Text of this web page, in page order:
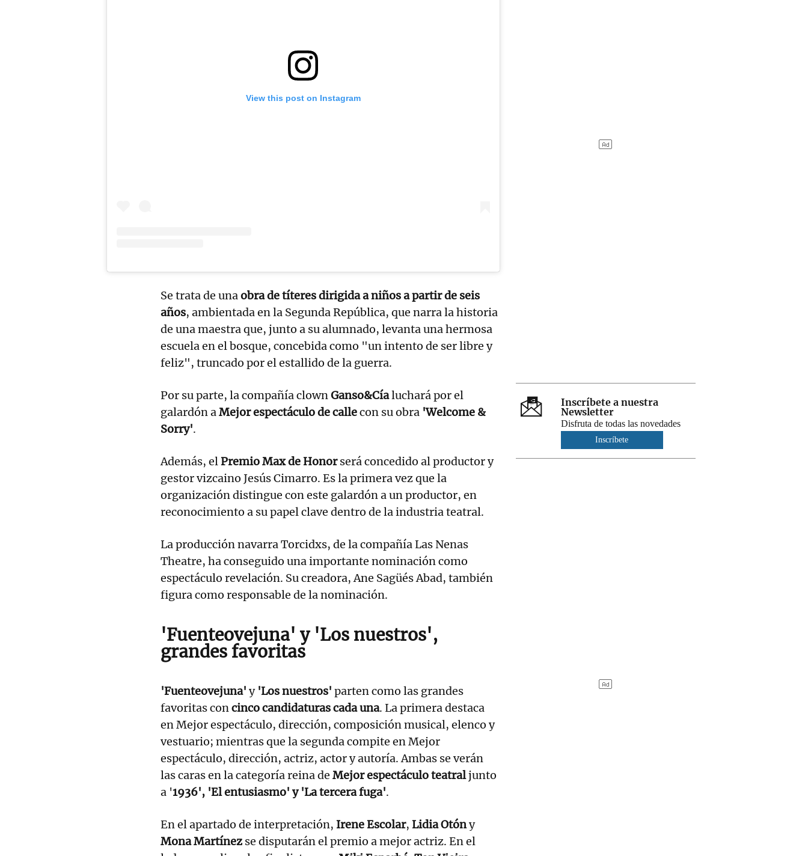
View this post on Instagram
Se trata de unaobra de títeres dirigida a niños a partir de seis
años, ambientada en la Segunda República, que narra la historia
de una maestra que, junto a su alumnado, levanta una hermosa
escuela en el bosque, concebida como "un intento de ser libre y
feliz", truncado por el estallido de la guerra.
Por su parte, la compañía clownGanso&Cíaluchará por el
galardón aMejor espectáculo de callecon su obra 'Welcome &
Sorry'.
Además, elPremio Max de Honorserá concedido al productor y
gestor vizcaino Jesús Cimarro. Es la primera vez que la
organización distingue con este galardón a un productor, en
reconocimiento a su papel clave dentro de la industria teatral.
La producción navarra Torcidxs, de la compañía Las Nenas
Theatre, ha conseguido una importante nominación como
espectáculo revelación. Su creadora, Ane Sagüés Abad, también
figura como responsable de la nominación.
'Fuenteovejuna' y 'Los nuestros',
grandes favoritas
'Fuenteovejuna' y 'Los nuestros' parten como las grandes
favoritas concinco candidaturas cada una. La primera destaca
en Mejor espectáculo, dirección, composición musical, elenco y
vestuario; mientras que la segunda compite en Mejor
espectáculo, dirección, actriz, actor y autoría. Ambas se verán
las caras en la categoría reina de Mejor espectáculo teatraljunto
a '1936', 'El entusiasmo' y 'La tercera fuga'.
En el apartado de interpretación, Irene Escolar, Lidia Otóny
Mona Martínez se disputarán el premio a mejor actriz. En el
Inscríbete a nuestra
Newsletter
Disfruta de todas las novedades
Inscríbete